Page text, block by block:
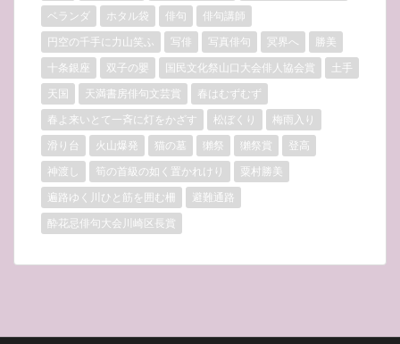
ベランダ
ホタル袋 俳句
俳句講師
円空の千手に力山笑ふ
写俳 写真俳句 冥界へ
勝美
十条銀座
双子の嬰 国民文化祭山口大会俳人協会賞
土手
天国
天満書房俳句文芸賞
春はむずむず
春よ来いとて一斉に灯をかざす
松ぼくり
梅雨入り
滑り台
火山爆発 猫の墓 獺祭 獺祭賞
登高
神渡し
筍の首級の如く置かれけり
粟村勝美
遍路ゆく川ひと筋を囲む柵
避難通路
酔花忌俳句大会川崎区長賞